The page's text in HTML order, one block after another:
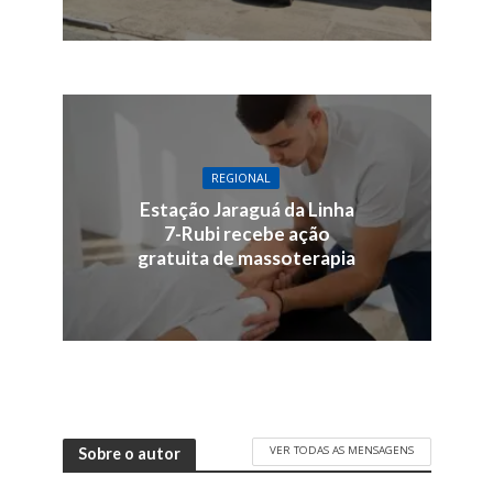
REGIONAL
Estação Jaraguá da Linha
7-Rubi recebe ação
gratuita de massoterapia
Sobre o autor VER TODAS AS MENSAGENS